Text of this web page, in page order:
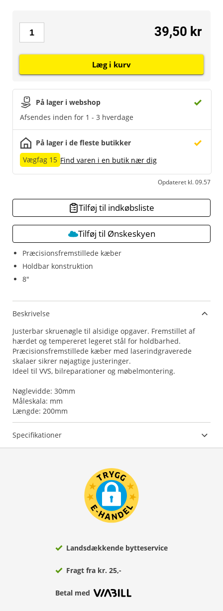
Præcisionsfremstillede kæber
Holdbar konstruktion
8"
På lager i webshop
Afsendes inden for 1 - 3 hverdage
På lager i de fleste butikker
Vægfag 15 Find varen i en butik nær dig
Opdateret kl. 09.57
39,50 kr
Læg i kurv
Tilføj til indkøbsliste
Tilføj til Ønskeskyen
Beskrivelse
Justerbar skruenøgle til alsidige opgaver. Fremstillet af
hærdet og tempereret legeret stål for holdbarhed.
Præcisionsfremstillede kæber med laserindgraverede
skalaer sikrer nøjagtige justeringer.
Ideel til VVS, bilreparationer og møbelmontering.
Nøglevidde: 30mm
Måleskala: mm
Længde: 200mm
Specifikationer
Landsdækkende bytteservice
Fragt fra kr. 25,-
Betal med